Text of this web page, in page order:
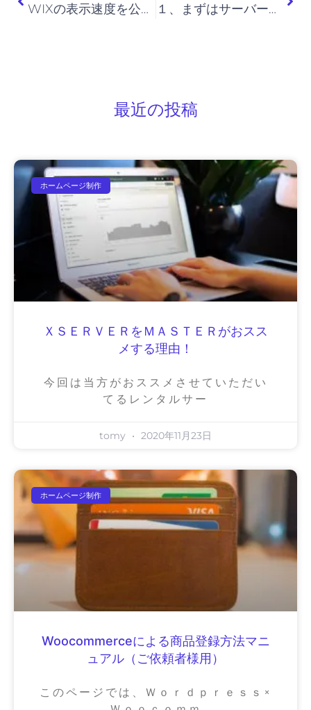
WIXの表示速度を公式ページで検証してみた １、まずはサーバーとドメインを用意しよう
最近の投稿
ホームページ制作
ＸＳＥＲＶＥＲをＭＡＳＴＥＲがおスス
メする理由！
今回は当方がおススメさせていただい
てるレンタルサー
tomy 2020年11月23日
ホームページ制作
Woocommerceによる商品登録方法マニ
ュアル（ご依頼者様用）
このページでは、Ｗｏｒｄｐｒｅｓｓ×